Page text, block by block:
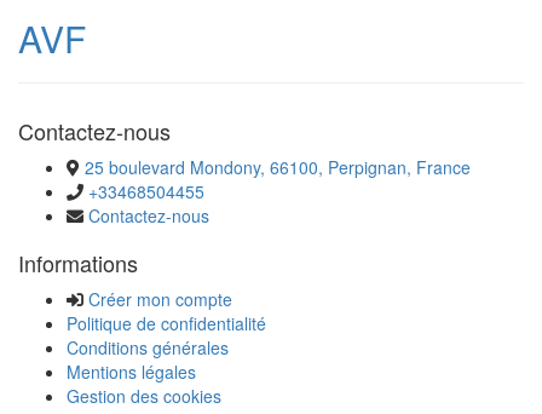
AVF
Contactez-nous
25 boulevard Mondony, 66100, Perpignan, France
+33468504455
Contactez-nous
Informations
Créer mon compte
Politique de confidentialité
Conditions générales
Mentions légales
Gestion des cookies